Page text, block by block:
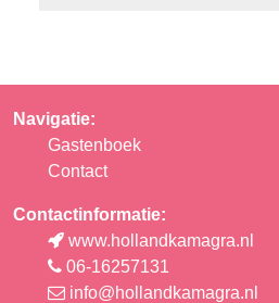
Navigatie:
Gastenboek
Contact
Contactinformatie:
www.hollandkamagra.nl
06-16257131
info@hollandkamagra.nl